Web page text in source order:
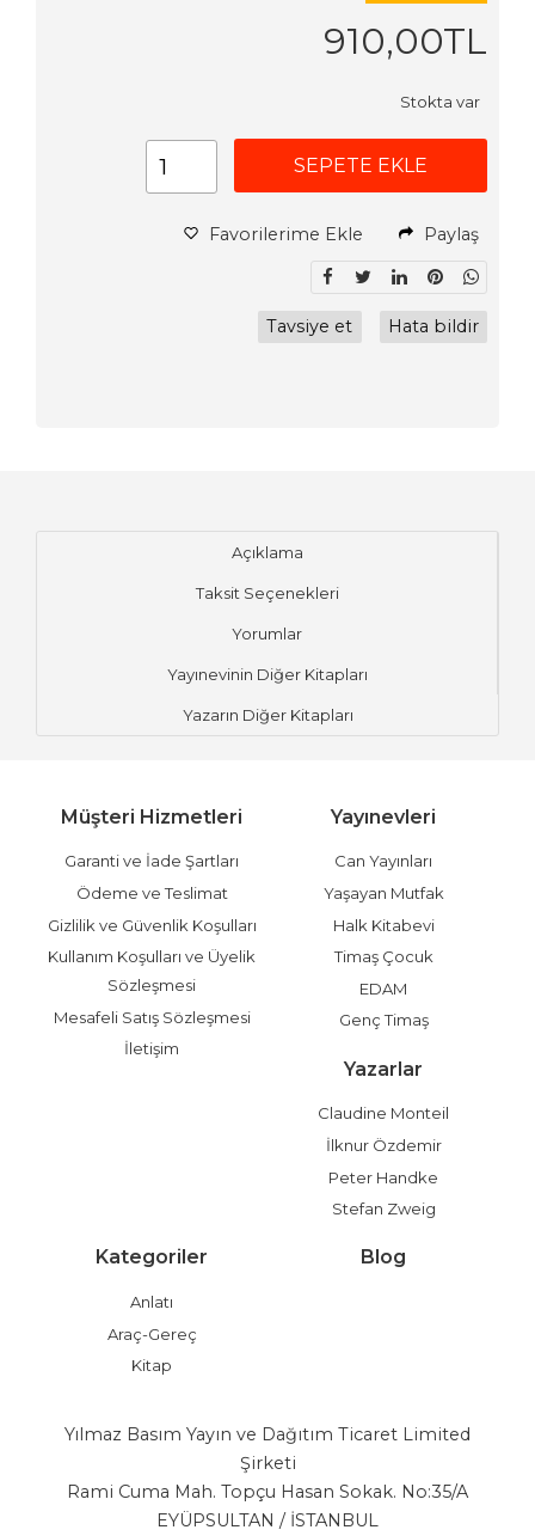
910,00TL
Stokta var
SEPETE EKLE
Favorilerime Ekle Paylaş
Tavsiye et Hata bildir
Açıklama
Taksit Seçenekleri
Yorumlar
Yayınevinin Diğer Kitapları
Yazarın Diğer Kitapları
Müşteri Hizmetleri
Garanti ve İade Şartları
Ödeme ve Teslimat
Gizlilik ve Güvenlik Koşulları
Kullanım Koşulları ve Üyelik
Sözleşmesi
Mesafeli Satış Sözleşmesi
İletişim
Yayınevleri
Can Yayınları
Yaşayan Mutfak
Halk Kitabevi
Timaş Çocuk
EDAM
Genç Timaş
Yazarlar
Claudine Monteil
İlknur Özdemir
Peter Handke
Stefan Zweig
Kategoriler
Anlatı
Araç-Gereç
Kitap
Blog
Yılmaz Basım Yayın ve Dağıtım Ticaret Limited
Şirketi
Rami Cuma Mah. Topçu Hasan Sokak. No:35/A
EYÜPSULTAN / İSTANBUL